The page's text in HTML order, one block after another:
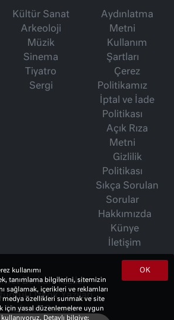
Kültür Sanat
Arkeoloji
Müzik
Sinema
Tiyatro
Sergi
Aydınlatma
Metni
Kullanım
Şartları
Çerez
Politikamız
İptal ve İade
Politikası
Açık Rıza
Metni
Gizlilik
Politikası
Sıkça Sorulan
Sorular
Hakkımızda
Künye
İletişim
Berkan Yazıları
Özkök Yazıları
Haftalık Gazete
OK
kullanımı
tanımlama bilgilerini, sitemizin
sağlamak, içerikleri ve reklamları
medya özellikleri sunmak ve site
için yasal düzenlemelere uygun
Detaylı bilgiye;